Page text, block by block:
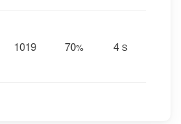
1019 70% 4 S